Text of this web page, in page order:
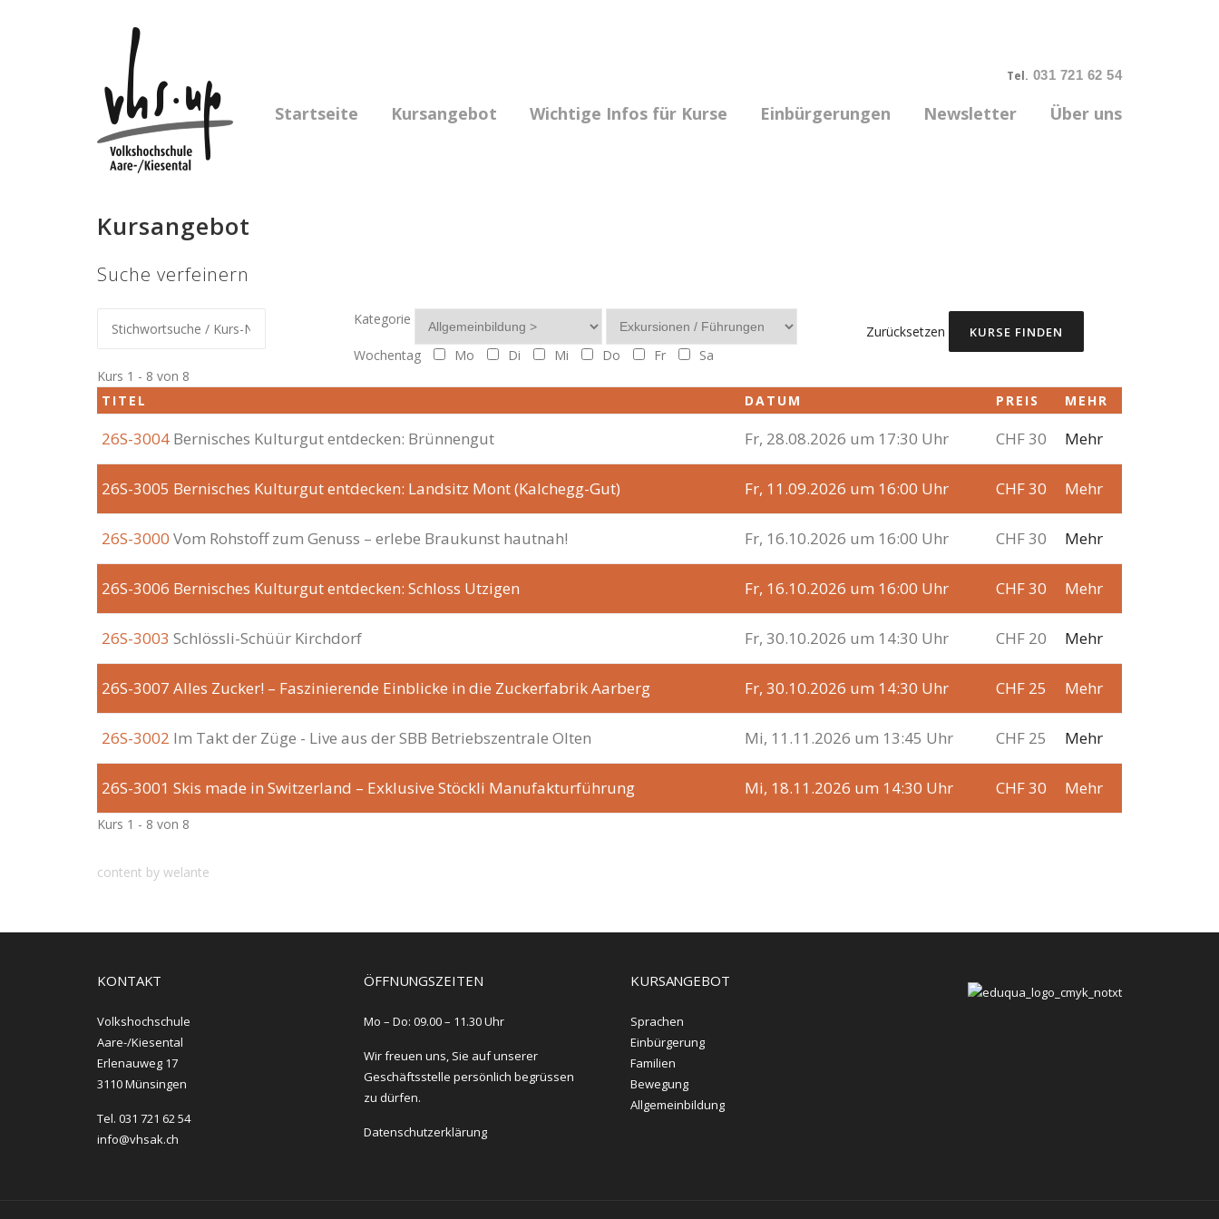
Tel. 031 721 62 54
Startseite Kursangebot Wichtige Infos für Kurse Einbürgerungen Newsletter Über uns
Kursangebot
Suche verfeinern
Kategorie
Wochentag Mo Di Mi Do Fr Sa
Zurücksetzen
Kurs 1 - 8 von 8
TITEL
DATUM PREIS MEHR
26S-3004 Bernisches Kulturgut entdecken: Brünnengut Fr, 28.08.2026 um 17:30 Uhr CHF 30 Mehr
26S-3005 Bernisches Kulturgut entdecken: Landsitz Mont (Kalchegg-Gut) Fr, 11.09.2026 um 16:00 Uhr CHF 30 Mehr
26S-3000 Vom Rohstoff zum Genuss – erlebe Braukunst hautnah! Fr, 16.10.2026 um 16:00 Uhr CHF 30 Mehr
26S-3006 Bernisches Kulturgut entdecken: Schloss Utzigen Fr, 16.10.2026 um 16:00 Uhr CHF 30 Mehr
26S-3003 Schlössli-Schüür Kirchdorf Fr, 30.10.2026 um 14:30 Uhr CHF 20 Mehr
26S-3007 Alles Zucker! – Faszinierende Einblicke in die Zuckerfabrik Aarberg Fr, 30.10.2026 um 14:30 Uhr CHF 25 Mehr
26S-3002 Im Takt der Züge - Live aus der SBB Betriebszentrale Olten Mi, 11.11.2026 um 13:45 Uhr CHF 25 Mehr
26S-3001 Skis made in Switzerland – Exklusive Stöckli Manufakturführung Mi, 18.11.2026 um 14:30 Uhr CHF 30 Mehr
Kurs 1 - 8 von 8
content by welante
KONTAKT
Volkshochschule
Aare-/Kiesental
Erlenauweg 17
3110 Münsingen
Tel. 031 721 62 54
info@vhsak.ch
ÖFFNUNGSZEITEN
Mo – Do: 09.00 – 11.30 Uhr
Wir freuen uns, Sie auf unserer
Geschäftsstelle persönlich begrüssen
zu dürfen.
Datenschutzerklärung
KURSANGEBOT
Sprachen
Einbürgerung
Familien
Bewegung
Allgemeinbildung